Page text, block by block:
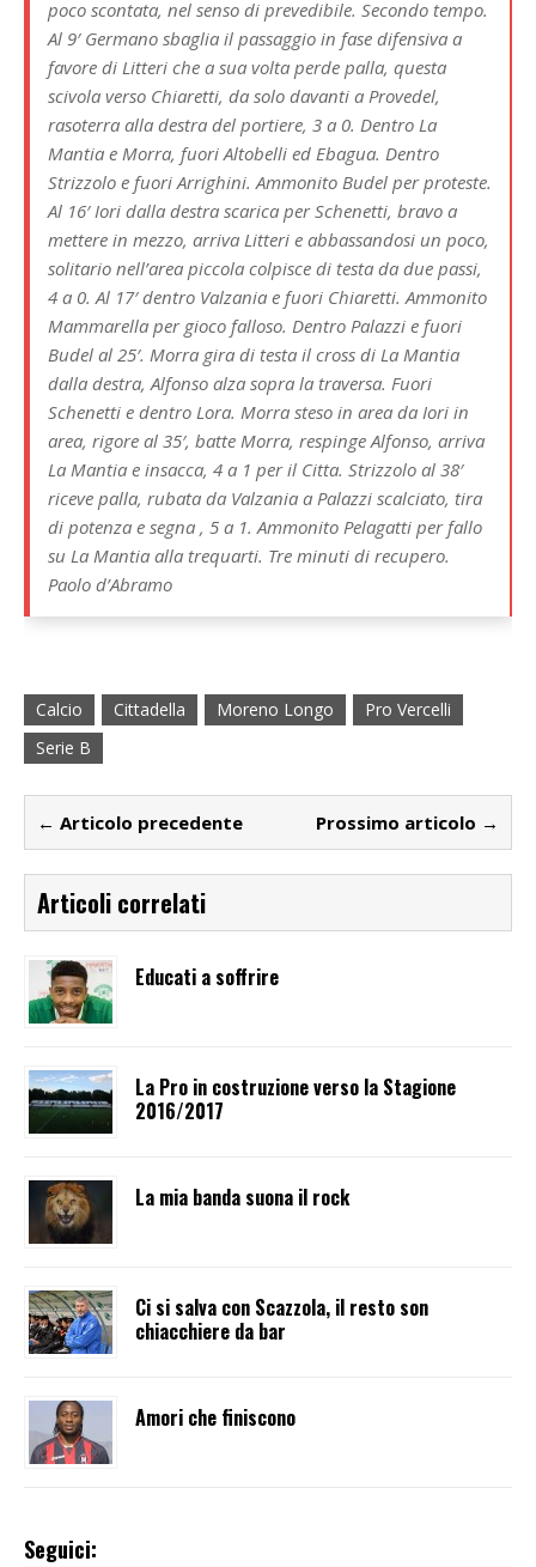
poco scontata, nel senso di prevedibile. Secondo tempo.
Al 9′ Germano sbaglia il passaggio in fase difensiva a
favore di Litteri che a sua volta perde palla, questa
scivola verso Chiaretti, da solo davanti a Provedel,
rasoterra alla destra del portiere, 3 a 0. Dentro La
Mantia e Morra, fuori Altobelli ed Ebagua. Dentro
Strizzolo e fuori Arrighini. Ammonito Budel per proteste.
Al 16′ Iori dalla destra scarica per Schenetti, bravo a
mettere in mezzo, arriva Litteri e abbassandosi un poco,
solitario nell’area piccola colpisce di testa da due passi,
4 a 0. Al 17′ dentro Valzania e fuori Chiaretti. Ammonito
Mammarella per gioco falloso. Dentro Palazzi e fuori
Budel al 25′. Morra gira di testa il cross di La Mantia
dalla destra, Alfonso alza sopra la traversa. Fuori
Schenetti e dentro Lora. Morra steso in area da Iori in
area, rigore al 35′, batte Morra, respinge Alfonso, arriva
La Mantia e insacca, 4 a 1 per il Citta. Strizzolo al 38′
riceve palla, rubata da Valzania a Palazzi scalciato, tira
di potenza e segna , 5 a 1. Ammonito Pelagatti per fallo
su La Mantia alla trequarti. Tre minuti di recupero.
Paolo d’Abramo
Calcio Cittadella Moreno Longo
Pro Vercelli
Serie B
← Articolo precedente Prossimo articolo →
Articoli correlati
Educati a soffrire
La Pro in costruzione verso la Stagione
2016/2017
La mia banda suona il rock
Ci si salva con Scazzola, il resto son
chiacchiere da bar
Amori che finiscono
Seguici: